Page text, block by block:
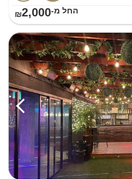
החל מ-₪2,000